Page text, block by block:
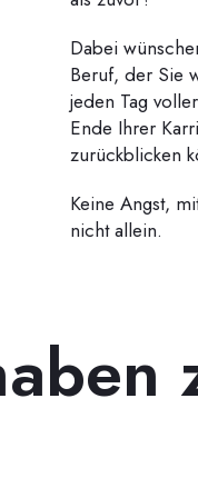
Dabei
Beruf, der Sie
jeden Tag
Ende Ihrer
zurückblicken
Keine Angst,
nicht allein.